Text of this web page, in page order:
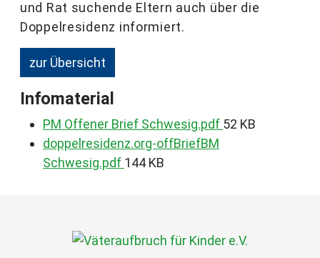
und Rat suchende Eltern auch über die
Doppelresidenz informiert.
zur Übersicht
Infomaterial
PM Offener Brief Schwesig.pdf 52 KB
doppelresidenz.org-offBriefBM
Schwesig.pdf 144 KB